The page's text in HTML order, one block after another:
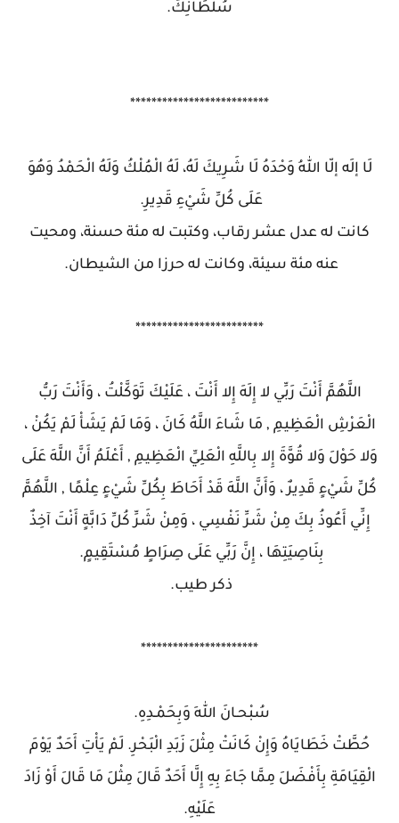
سُلْطَانِكَ.
**************************
لَا إلَه إلّا اللهُ وَحْدَهُ لَا شَرِيكَ لَهُ، لَهُ الْمُلْكُ وَلَهُ الْحَمْدُ وَهُوَ
عَلَى كُلِّ شَيْءِ قَدِيرِ.
كانت له عدل عشر رقاب، وكتبت له مئة حسنة، ومحيت
عنه مئة سيئة، وكانت له حرزا من الشيطان.
************************
اللَّهُمَّ أَنْتَ رَبِّي لا إِلَهَ إِلا أَنْتَ ، عَلَيْكَ تَوَكَّلْتُ ، وَأَنْتَ رَبُّ
الْعَرْشِ الْعَظِيمِ , مَا شَاءَ اللَّهُ كَانَ ، وَمَا لَمْ يَشَأْ لَمْ يَكُنْ ،
وَلا حَوْلَ وَلا قُوَّةَ إِلا بِاللَّهِ الْعَلِيِّ الْعَظِيمِ , أَعْلَمُ أَنَّ اللَّهَ عَلَى
كُلِّ شَيْءٍ قَدِيرٌ ، وَأَنَّ اللَّهَ قَدْ أَحَاطَ بِكُلِّ شَيْءٍ عِلْمًا , اللَّهُمَّ
إِنِّي أَعُوذُ بِكَ مِنْ شَرِّ نَفْسِي ، وَمِنْ شَرِّ كُلِّ دَابَّةٍ أَنْتَ آخِذٌ
بِنَاصِيَتِهَا ، إِنَّ رَبِّي عَلَى صِرَاطٍ مُسْتَقِيمٍ.
ذكر طيب.
**********************
سُبْحـانَ اللهِ وَبِحَمْـدِهِ.
حُطَّتْ خَطَايَاهُ وَإِنْ كَانَتْ مِثْلَ زَبَدِ الْبَحْرِ. لَمْ يَأْتِ أَحَدٌ يَوْمَ
الْقِيَامَةِ بِأَفْضَلَ مِمَّا جَاءَ بِهِ إِلَّا أَحَدٌ قَالَ مِثْلَ مَا قَالَ أَوْ زَادَ
عَلَيْهِ.